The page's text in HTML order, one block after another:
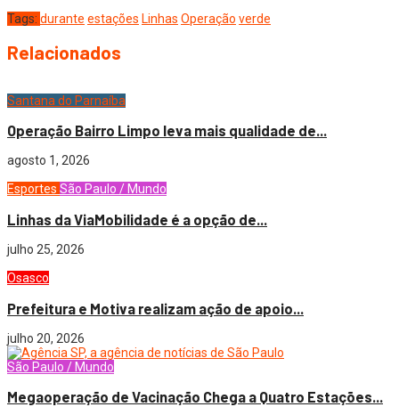
Tags: durante estações Linhas Operação verde
Relacionados
Santana do Parnaíba
Operação Bairro Limpo leva mais qualidade de...
agosto 1, 2026
Esportes São Paulo / Mundo
Linhas da ViaMobilidade é a opção de...
julho 25, 2026
Osasco
Prefeitura e Motiva realizam ação de apoio...
julho 20, 2026
São Paulo / Mundo
Megaoperação de Vacinação Chega a Quatro Estações...